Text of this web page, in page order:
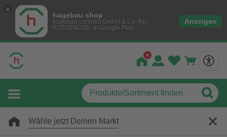
hagebau shop
hagebau connect GmbH & Co. KG
KOSTENLOS- In Google Play
Anzeigen
Wähle jetzt Deinen Markt